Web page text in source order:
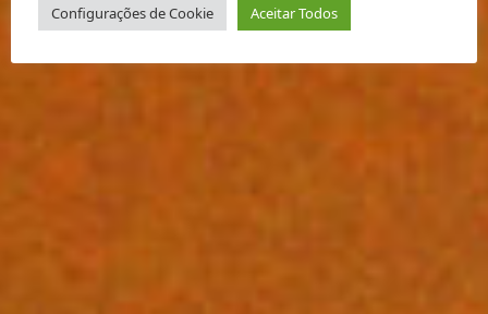
Configurações de Cookie Aceitar Todos